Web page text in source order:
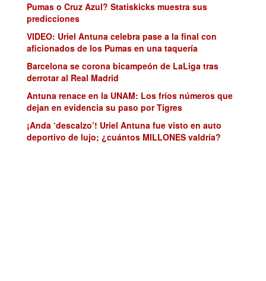
Pumas o Cruz Azul? Statiskicks muestra sus
predicciones
VIDEO: Uriel Antuna celebra pase a la final con
aficionados de los Pumas en una taquería
Barcelona se corona bicampeón de LaLiga tras
derrotar al Real Madrid
Antuna renace en la UNAM: Los fríos números que
dejan en evidencia su paso por Tigres
¡Anda ‘descalzo’! Uriel Antuna fue visto en auto
deportivo de lujo; ¿cuántos MILLONES valdría?